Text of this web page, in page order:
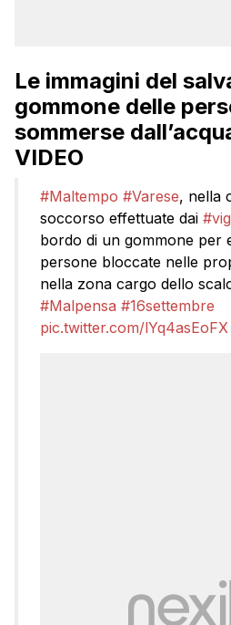
Le immagini del
gommone delle
sommerse
VIDEO
#Maltempo #Varese, nella
soccorso effettuate dai
bordo di un gommone per
persone bloccate nelle
nella zona cargo dello
#Malpensa #16settembre
pic.twitter.com/lYq4asEoFX